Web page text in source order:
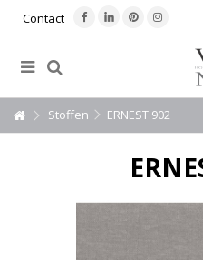
Contact
Stoffen ERNEST 902